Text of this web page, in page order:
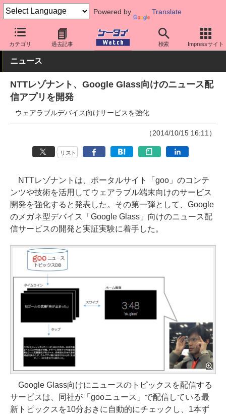
Powered by Translate
カテゴリ 過去記事 検索 Impressサイト
ケータイ Watch 最新技術/その他 その他
ニュース
NTTレゾナント、Google Glass向けのニュース配
信アプリを開発
ウェアラブルデバイス向けサービスを強化
（2014/10/15 16:11）
リスト
NTTレゾナントは、ポータルサイト「goo」のコンテ
ンツや技術を活用してウェアラブル端末向けのサービス
開発を強化すると発表した。その第一弾として、Google
のメガネ型デバイス「Google Glass」向けのニュース配
信サービスの開発と実証実験に着手した。
Google Glass向けにニュースのトピックスを配信する
サービスは、同社が「gooニュース」で配信している最
新トピックスを10分おきに自動的にチェックし、1本ず